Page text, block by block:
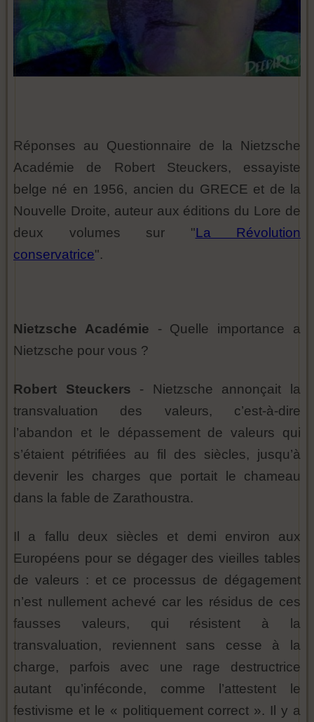
Réponses au Questionnaire de la Nietzsche
Académie de Robert Steuckers, essayiste
belge né en 1956, ancien du GRECE et de la
Nouvelle Droite, auteur aux éditions du Lore de
deux volumes sur "La Révolution
conservatrice".
Nietzsche Académie - Quelle importance a
Nietzsche pour vous ?
Robert Steuckers - Nietzsche annonçait la
transvaluation des valeurs, c’est-à-dire
l’abandon et le dépassement de valeurs qui
s’étaient pétrifiées au fil des siècles, jusqu’à
devenir les charges que portait le chameau
dans la fable de Zarathoustra.
Il a fallu deux siècles et demi environ aux
Européens pour se dégager des vieilles tables
de valeurs : et ce processus de dégagement
n’est nullement achevé car les résidus de ces
fausses valeurs, qui résistent à la
transvaluation, reviennent sans cesse à la
charge, parfois avec une rage destructrice
autant qu’inféconde, comme l’attestent le
festivisme et le « politiquement correct ». Il y a